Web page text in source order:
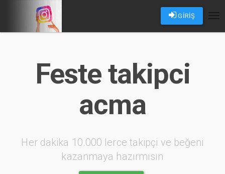
GİRİŞ
Feste takipci
acma
Her dakika 10.000 lerce takipçi ve beğeni
kazanmaya hazırmısın